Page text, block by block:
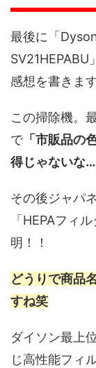
最後に「
SV21HEPABU
感想を書きます
この掃除機。
で「市販品の
得じゃないな…
その後ジャパ
「HEPAフィ
明！！
どうりで商品
すね笑
ダイソン最上
じ高性能フィ